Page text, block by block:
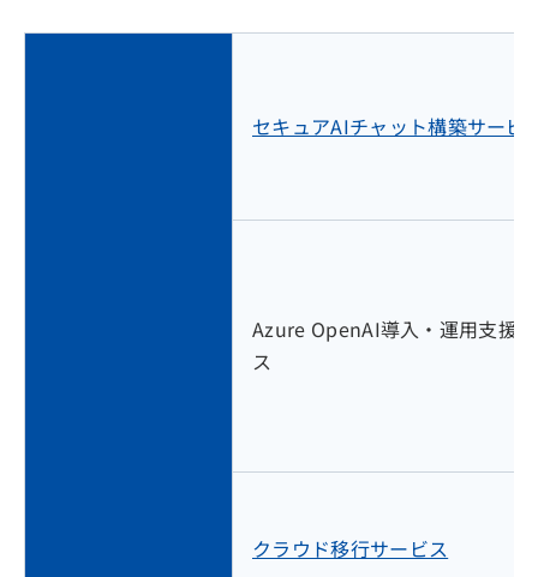
セキュアAIチャット構築サービ
Azure OpenAI導入・運用支援
ス
クラウド移行サービス